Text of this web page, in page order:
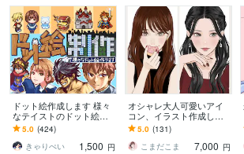
ドット絵作成します 様々
なテイストのドット絵を
制作いたします。
5.0 (424)
きゃりぺい
1,500 円
オシャレ大人可愛いアイ
コン、イラスト作成しま
す 小物無料！色々な場面
でお使いください
5.0 (131)
こまだこま
7,000 円